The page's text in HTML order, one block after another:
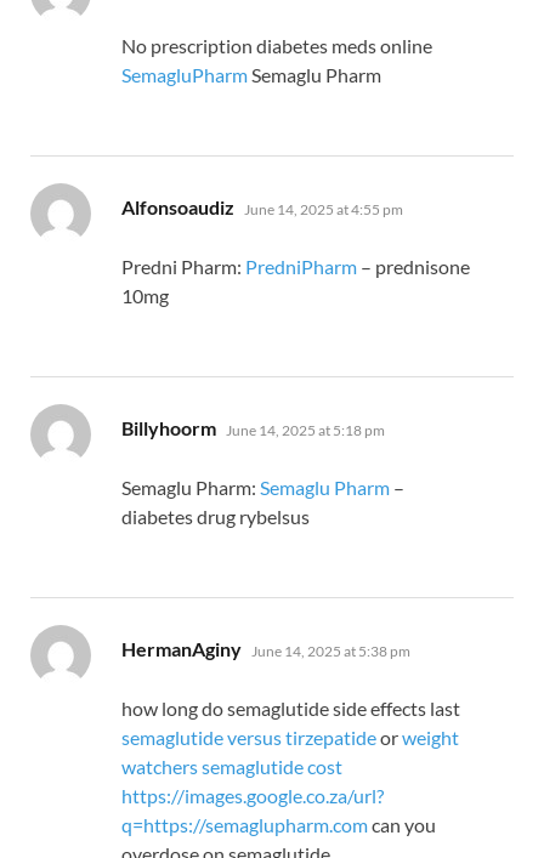
No prescription diabetes meds online
SemagluPharmSemaglu Pharm
Alfonsoaudiz says:
June 14, 2025 at 4:55 pm
Predni Pharm: PredniPharm – prednisone
10mg
Billyhoorm says:
June 14, 2025 at 5:18 pm
Semaglu Pharm: Semaglu Pharm –
diabetes drug rybelsus
HermanAginy says:
June 14, 2025 at 5:38 pm
how long do semaglutide side effects last
semaglutide versus tirzepatideorweight
watchers semaglutide cost
https://images.google.co.za/url?
q=https://semaglupharm.comcan you